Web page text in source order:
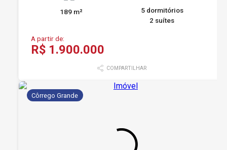
189 m²
5 dormitórios
2 suítes
A partir de:
R$ 1.900.000
COMPARTILHAR
Côrrego Grande